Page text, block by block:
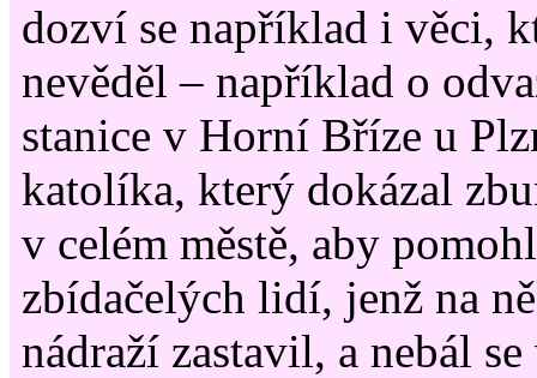
dozví se například i věci,
nevěděl – například o
stanice v Horní Bříze u
katolíka, který dokázal
v celém městě, aby
zbídačelých lidí, jenž na
nádraží zastavil, a nebál